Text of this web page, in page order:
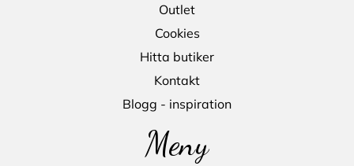
Outlet
Cookies
Hitta butiker
Kontakt
Blogg - inspiration
Meny